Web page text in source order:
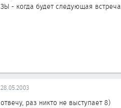
ЗЫ - когда будет следующая
28.05.2003
отвечу, раз никто не выступает 8)